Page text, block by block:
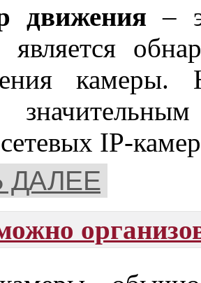
движения –
является
камеры.
IP-
ДАЛЕЕ